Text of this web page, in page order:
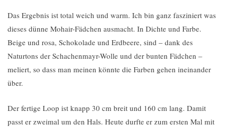
Das Ergebnis ist total weich und warm. Ich bin ganz fasziniert was
dieses dünne Mohair-Fädchen ausmacht. In Dichte und Farbe.
Beige und rosa, Schokolade und Erdbeere, sind – dank des
Naturtons der Schachenmayr-Wolle und der bunten Fädchen –
meliert, so dass man meinen könnte die Farben gehen ineinander
über.
Der fertige Loop ist knapp 30 cm breit und 160 cm lang. Damit
passt er zweimal um den Hals. Heute durfte er zum ersten Mal mit